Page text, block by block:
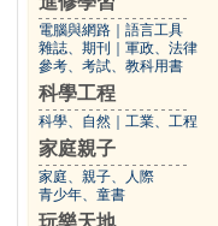
電腦與網路
語言工具
雜誌、期刊
軍政、法律
參考、考試、教科用書
科學工程
科學、自然 工業、工程
家庭親子
家庭、親子、人際
青少年、童書
玩樂天地